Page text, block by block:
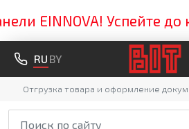
EINNOVA! Успейте до
RU BY
Отгрузка товара и оформление